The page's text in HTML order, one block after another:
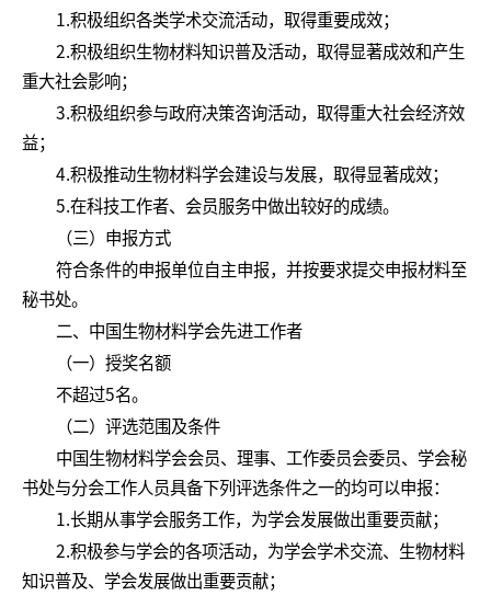
1.积极组织各类学术交流活动，取得重要成效；
2.积极组织生物材料知识普及活动，取得显著成效和产生
重大社会影响；
3.积极组织参与政府决策咨询活动，取得重大社会经济效
益；
4.积极推动生物材料学会建设与发展，取得显著成效；
5.在科技工作者、会员服务中做出较好的成绩。
（三）申报方式
符合条件的申报单位自主申报，并按要求提交申报材料至
秘书处。
二、中国生物材料学会先进工作者
（一）授奖名额
不超过5名。
（二）评选范围及条件
中国生物材料学会会员、理事、工作委员会委员、学会秘
书处与分会工作人员具备下列评选条件之一的均可以申报：
1.长期从事学会服务工作，为学会发展做出重要贡献；
2.积极参与学会的各项活动，为学会学术交流、生物材料
知识普及、学会发展做出重要贡献；